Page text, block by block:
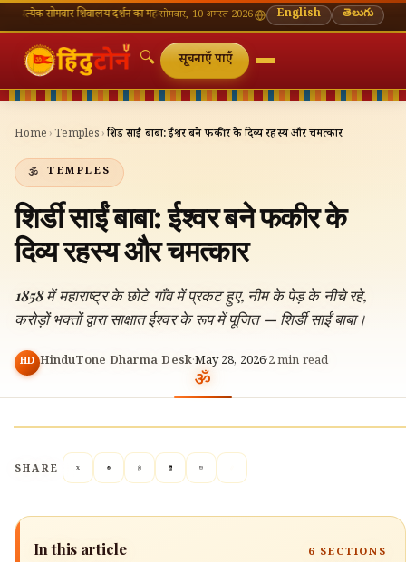
शिवालय दर्शन का महत्व🌸 गणेश चतुर्थी — भाद्रपद शुक्ल चतुर्थी⛩ काशी विश्वनाथ — आज के
सोमवार, 10 अगस्त 2026 English తెలుగు
🔍 सूचनाएँ पाएँ
Home ›Temples ›शिर्डी साईं बाबा: ईश्वर बने फकीर के दिव्य रहस्य और चमत्कार
TEMPLES
शिर्डी साईं बाबा: ईश्वर बने फकीर के
दिव्य रहस्य और चमत्कार
1858 में महाराष्ट्र के छोटे गाँव में प्रकट हुए, नीम के पेड़ के नीचे रहे,
करोड़ों भक्तों द्वारा साक्षात ईश्वर के रूप में पूजित — शिर्डी साईं बाबा।
HD HinduTone Dharma Desk·May 28, 2026·2min read
SHARE
In this article 6 SECTIONS